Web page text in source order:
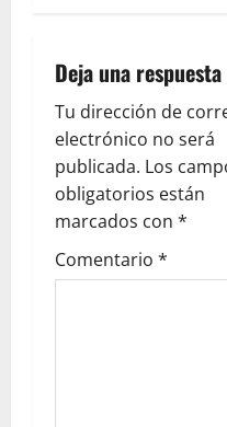
Deja una respuesta
Tu dirección de
electrónico no será
publicada. Los
obligatorios están
marcados con *
Comentario *